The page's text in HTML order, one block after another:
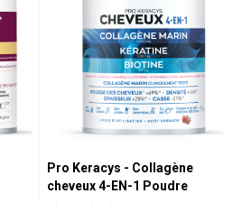
Pro Keracys - Collagène
cheveux 4-EN-1 Poudre